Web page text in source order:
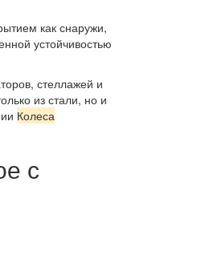
как снаружи,
устойчивостью
стеллажей и
из стали, но и
Колеса
с